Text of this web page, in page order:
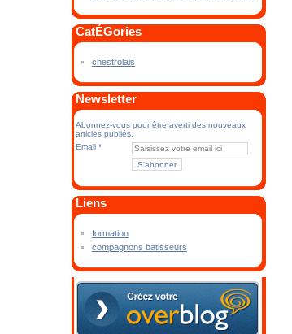
CatÉGories
chestrolais
Newsletter
Abonnez-vous pour être averti des nouveaux
articles publiés.
Email
Liens
formation
compagnons batisseurs